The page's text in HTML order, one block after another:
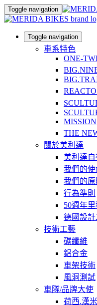
Toggle navigation
Toggle navigation
車系特色
ONE-
MISSION
THE
關於美利達
美利達
我們的使
我們的原
行為準則
50週年
德國設
技術工藝
碳纖維
鋁合金
車架技術
風洞測試
車隊/品牌大使
荷西.漢